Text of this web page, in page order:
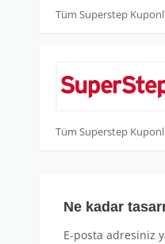
Ne kadar
E-posta adresiniz